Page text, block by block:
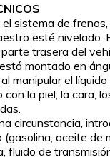
sistema de
esté nivelado.
trasera del
montado en
manipular el líquido
la piel, la cara,
circunstancia,
aceite de
fluido de